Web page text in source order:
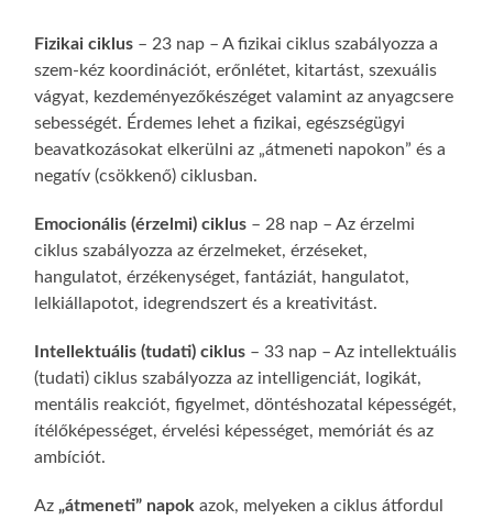
Fizikai ciklus – 23 nap – A fizikai ciklus szabályozza a
szem-kéz koordinációt, erőnlétet, kitartást, szexuális
vágyat, kezdeményezőkészéget valamint az anyagcsere
sebességét. Érdemes lehet a fizikai, egészségügyi
beavatkozásokat elkerülni az „átmeneti napokon” és a
negatív (csökkenő) ciklusban.
Emocionális (érzelmi) ciklus – 28 nap – Az érzelmi
ciklus szabályozza az érzelmeket, érzéseket,
hangulatot, érzékenységet, fantáziát, hangulatot,
lelkiállapotot, idegrendszert és a kreativitást.
Intellektuális (tudati) ciklus – 33 nap – Az intellektuális
(tudati) ciklus szabályozza az intelligenciát, logikát,
mentális reakciót, figyelmet, döntéshozatal képességét,
ítélőképességet, érvelési képességet, memóriát és az
ambíciót.
Az„átmeneti” napok azok, melyeken a ciklus átfordul